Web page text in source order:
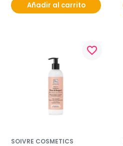
Añadir al carrito
favorite_border
SOIVRE COSMETICS